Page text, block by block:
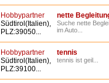
Hobbypartner
Südtirol(Italien),
PLZ:39050...
nette
Suche nette
im Auto...
Hobbypartner
Südtirol(Italien),
PLZ:39100...
tennis
tennis ist geil...